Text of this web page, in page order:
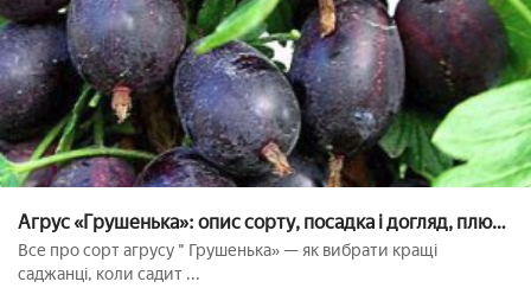
Агрус «Грушенька»: опис сорту, посадка і догляд, плюси
і мінуси, фото
Все про сорт агрусу " Грушенька» — як вибрати кращі
саджанці, коли садит ...